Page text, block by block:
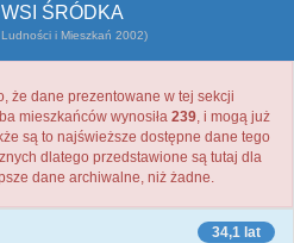
ŚRÓDKA
i Mieszkań 2002)
że dane prezentowane w tej sekcji
mieszkańców wynosiła 239, i mogą już
są to najświeższe dostępne dane tego
dlatego przedstawione są tutaj dla
dane archiwalne, niż żadne.
34,1 lat